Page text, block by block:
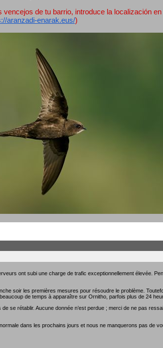
vencejos de tu barrio, introduce la localización
aranzadi-enarak.eus/)
ont subi une charge de trafic exceptionnellement élevée.
soir les premières mesures pour résoudre le problème.
de temps à apparaître sur Ornitho, parfois plus de 24
se rétablir. Aucune donnée n’est perdue ; merci de ne pas
dans les prochains jours et nous ne manquerons pas de